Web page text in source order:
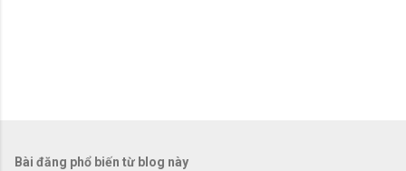
Bài đăng phổ biến từ blog này